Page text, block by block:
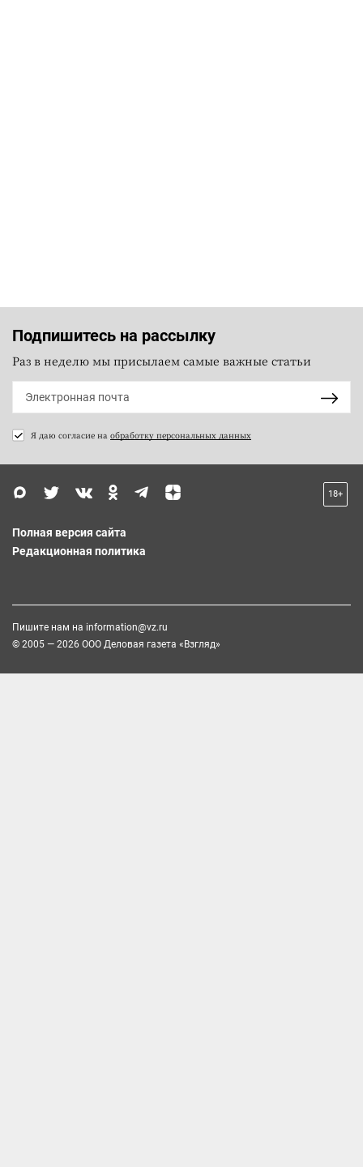
Подпишитесь на рассылку
Раз в неделю мы присылаем самые важные статьи
Я даю согласие на обработку персональных данных
18+
Полная версия сайта
Редакционная политика
Пишите нам на information@vz.ru
© 2005 — 2026 ООО Деловая газета «Взгляд»